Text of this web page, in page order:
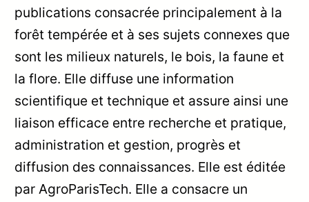
publications consacrée principalement à la
forêt tempérée et à ses sujets connexes que
sont les milieux naturels, le bois, la faune et
la flore. Elle diffuse une information
scientifique et technique et assure ainsi une
liaison efficace entre recherche et pratique,
administration et gestion, progrès et
diffusion des connaissances. Elle est éditée
par AgroParisTech. Elle a consacre un